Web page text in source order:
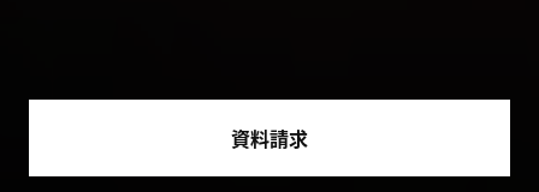
資料請求